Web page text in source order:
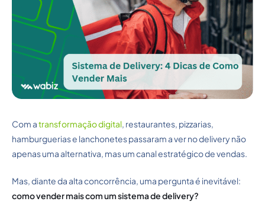
Com atransformação digital, restaurantes, pizzarias,
hamburguerias e lanchonetes passaram a ver no delivery não
apenas uma alternativa, mas um canal estratégico de vendas.
Mas, diante da alta concorrência, uma pergunta é inevitável:
como vender mais com um sistema de delivery?